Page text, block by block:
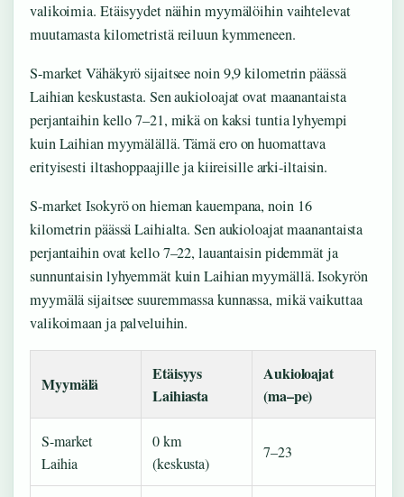
valikoimia. Etäisyydet näihin myymälöihin vaihtelevat
muutamasta kilometristä reiluun kymmeneen.
S-market Vähäkyrö sijaitsee noin 9,9 kilometrin päässä
Laihian keskustasta. Sen aukioloajat ovat maanantaista
perjantaihin kello 7–21, mikä on kaksi tuntia lyhyempi
kuin Laihian myymälällä. Tämä ero on huomattava
erityisesti iltashoppaajille ja kiireisille arki-iltaisin.
S-market Isokyrö on hieman kauempana, noin 16
kilometrin päässä Laihialta. Sen aukioloajat maanantaista
perjantaihin ovat kello 7–22, lauantaisin pidemmät ja
sunnuntaisin lyhyemmät kuin Laihian myymällä. Isokyrön
myymälä sijaitsee suuremmassa kunnassa, mikä vaikuttaa
valikoimaan ja palveluihin.
Myymälä
Etäisyys
Laihiasta
Aukioloajat
(ma–pe)
S-market
Laihia
0 km
(keskusta)
7–23